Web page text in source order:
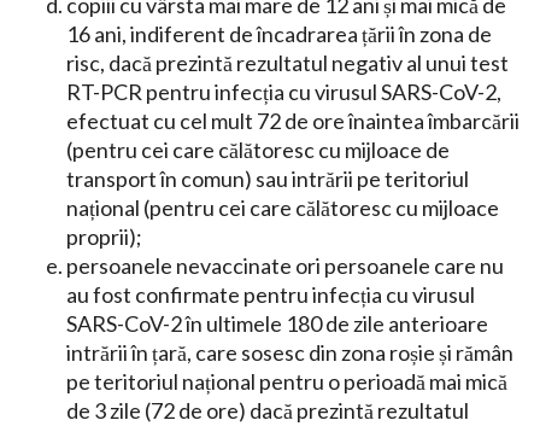
16 ani, indiferent de încadrarea țării în zona de
risc, dacă prezintă rezultatul negativ al unui test
RT-PCR pentru infecția cu virusul SARS-CoV-2,
efectuat cu cel mult 72 de ore înaintea îmbarcării
(pentru cei care călătoresc cu mijloace de
transport în comun) sau intrării pe teritoriul
național (pentru cei care călătoresc cu mijloace
proprii);
persoanele nevaccinate ori persoanele care nu
au fost confirmate pentru infecția cu virusul
SARS-CoV-2 în ultimele 180 de zile anterioare
intrării în țară, care sosesc din zona roșie și rămân
pe teritoriul național pentru o perioadă mai mică
de 3 zile (72 de ore) dacă prezintă rezultatul